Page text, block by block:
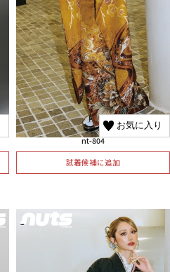
お気に入り
nt-804
試着候補に追加